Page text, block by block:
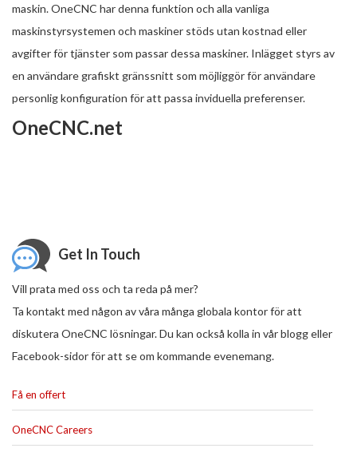
maskin. OneCNC har denna funktion och alla vanliga
maskinstyrsystemen och maskiner stöds utan kostnad eller
avgifter för tjänster som passar dessa maskiner. Inlägget styrs av
en användare grafiskt gränssnitt som möjliggör för användare
personlig konfiguration för att passa inviduella preferenser.
OneCNC.net
Get In Touch
Vill prata med oss ​​och ta reda på mer?
Ta kontakt med någon av våra många globala kontor för att
diskutera OneCNC lösningar. Du kan också kolla in vår blogg eller
Facebook-sidor för att se om kommande evenemang.
Få en offert
OneCNC Careers